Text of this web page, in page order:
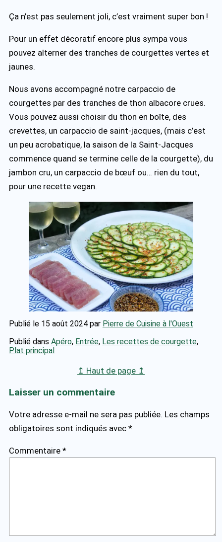
Ça n’est pas seulement joli, c’est vraiment super bon !
Pour un effet décoratif encore plus sympa vous
pouvez alterner des tranches de courgettes vertes et
jaunes.
Nous avons accompagné notre carpaccio de
courgettes par des tranches de thon albacore crues.
Vous pouvez aussi choisir du thon en boîte, des
crevettes, un carpaccio de saint-jacques, (mais c’est
un peu acrobatique, la saison de la Saint-Jacques
commence quand se termine celle de la courgette), du
jambon cru, un carpaccio de bœuf ou… rien du tout,
pour une recette vegan.
Publié le 15 août 2024 par Pierre de Cuisine à l'Ouest
Publié dans Apéro, Entrée, Les recettes de courgette,
Plat principal
↥ Haut de page ↥
Laisser un commentaire
Votre adresse e-mail ne sera pas publiée. Les champs
obligatoires sont indiqués avec *
Commentaire *